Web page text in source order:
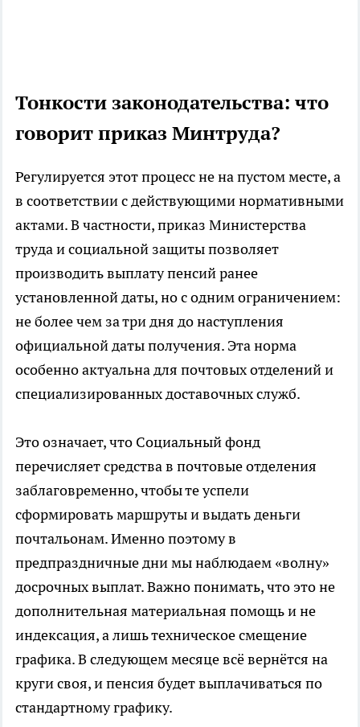
Тонкости законодательства: что
говорит приказ Минтруда?
Регулируется этот процесс не на пустом месте, а
в соответствии с действующими нормативными
актами. В частности, приказ Министерства
труда и социальной защиты позволяет
производить выплату пенсий ранее
установленной даты, но с одним ограничением:
не более чем за три дня до наступления
официальной даты получения. Эта норма
особенно актуальна для почтовых отделений и
специализированных доставочных служб.
Это означает, что Социальный фонд
перечисляет средства в почтовые отделения
заблаговременно, чтобы те успели
сформировать маршруты и выдать деньги
почтальонам. Именно поэтому в
предпраздничные дни мы наблюдаем «волну»
досрочных выплат. Важно понимать, что это не
дополнительная материальная помощь и не
индексация, а лишь техническое смещение
графика. В следующем месяце всё вернётся на
круги своя, и пенсия будет выплачиваться по
стандартному графику.